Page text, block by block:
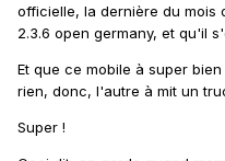
officielle, la dernière du mois
2.3.6 open germany, et qu'il
Et que ce mobile à super
rien, donc, l'autre à mit un
Super !